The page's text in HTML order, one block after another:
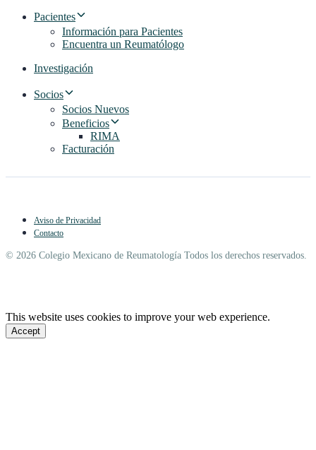
Pacientes
Información para Pacientes
Encuentra un Reumatólogo
Investigación
Socios
Socios Nuevos
Beneficios
RIMA
Facturación
Aviso de Privacidad
Contacto
© 2026 Colegio Mexicano de Reumatología Todos los derechos reservados.
This website uses cookies to improve your web experience.
Accept